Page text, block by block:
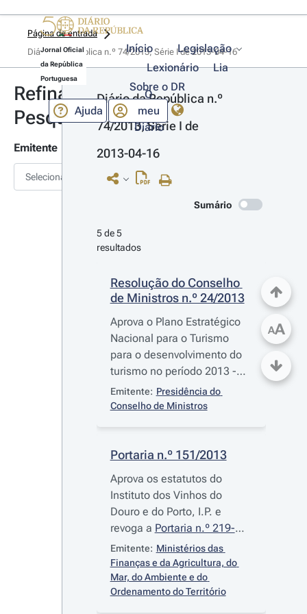
Jornal Oficial
da República
Portuguesa
Início
Legislação
Lexionário
Lia
Sobre o DR
Ajuda
O
meu
Diário
Página de entrada
Diário da República n.º 74/2013, Série I de 2013-04-16
Refinar
Pesquisa
Emitente
Selecionar
Diário da República n.º
74/2013, Série I de
2013-04-16
Sumário
5 de 5
resultados
Resolução do Conselho
de Ministros n.º 24/2013
Aprova o Plano Estratégico
Nacional para o Turismo
para o desenvolvimento do
turismo no período 2013 -
2015 e cria a Comissão de
Orientação Estratégica para
Emitente: Presidência do
Conselho de Ministros
Portaria n.º 151/2013
Aprova os estatutos do
Instituto dos Vinhos do
Douro e do Porto, I.P. e
revoga a Portaria n.º 219-
I/2007, de 28 de fevereiro
Emitente: Ministérios das
Finanças e da Agricultura, do
Mar, do Ambiente e do
Ordenamento do Território
AA